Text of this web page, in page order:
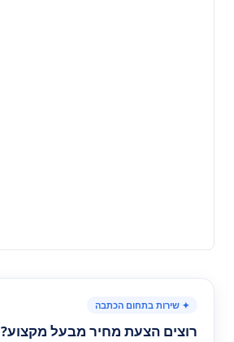
✦ שירות בתחום הכתבה
רוצים הצעת מחיר מבעל מקצוע?